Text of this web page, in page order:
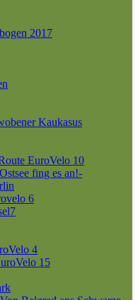
2017
Kaukasus
EuroVelo 10
fing es an!-
6
4
15